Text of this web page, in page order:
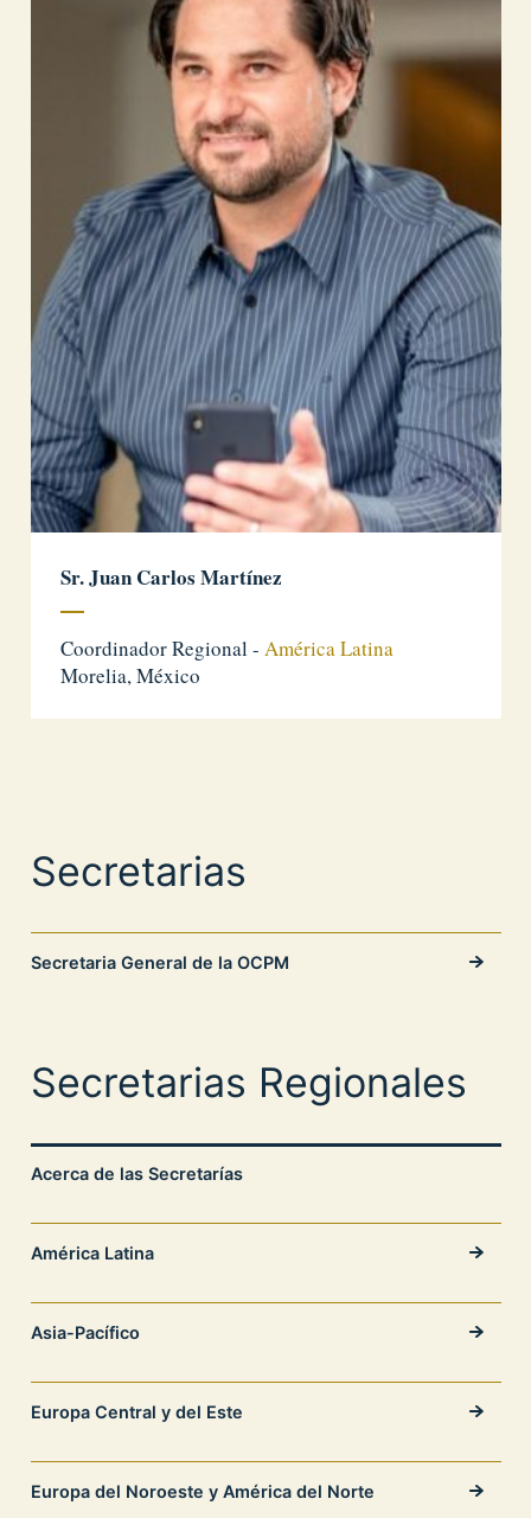
Sr. Juan Carlos Martínez
Coordinador Regional - América Latina
Morelia, México
Secretarias
Secretaria General de la OCPM
Secretarias Regionales
Acerca de las Secretarías
América Latina
Asia-Pacífico
Europa Central y del Este
Europa del Noroeste y América del Norte